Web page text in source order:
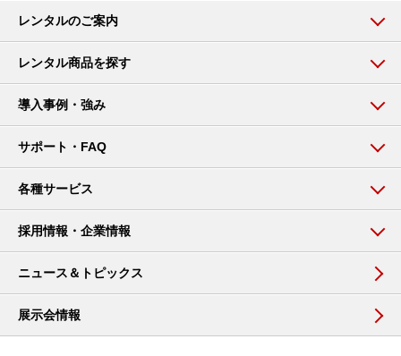
レンタルのご案内
レンタル商品を探す
導入事例・強み
サポート・FAQ
各種サービス
採用情報・企業情報
ニュース＆トピックス
展示会情報